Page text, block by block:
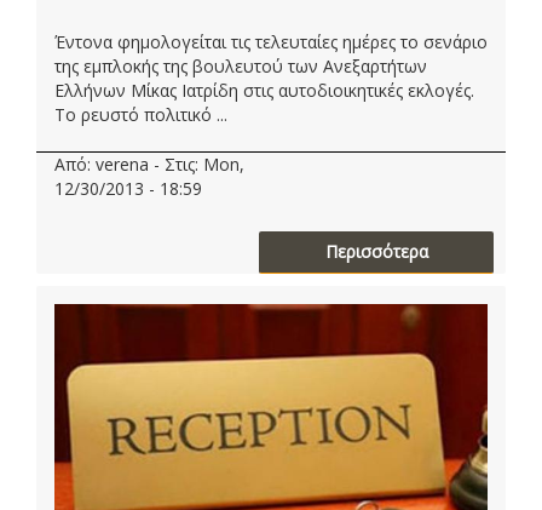
Έντονα φημολογείται τις τελευταίες ημέρες το σενάριο
της εμπλοκής της βουλευτού των Ανεξαρτήτων
Ελλήνων Μίκας Ιατρίδη στις αυτοδιοικητικές εκλογές.
Το ρευστό πολιτικό ...
Από: verena - Στις: Mon,
12/30/2013 - 18:59
Περισσότερα